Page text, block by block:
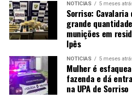
NOTÍCIAS 5 meses
Sorriso: Cavalaria
grande
munições em
Ipês
NOTÍCIAS 5 meses
Mulher é
fazenda e dá
na UPA de Sorriso